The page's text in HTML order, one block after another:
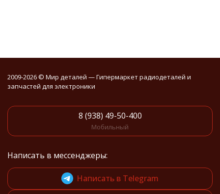
2009-2026 © Мир деталей — Гипермаркет радиодеталей и
запчастей для электроники
8 (938) 49-50-400
Мобильный
Написать в мессенджеры:
Написать в Telegram